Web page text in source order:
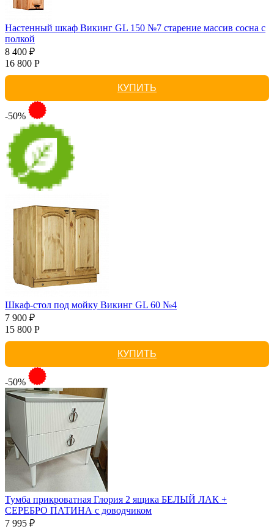
Настенный шкаф Викинг GL 150 №7 старение массив сосна с
полкой
8 400 ₽
16 800 Р
КУПИТЬ
-50%
Шкаф-стол под мойку Викинг GL 60 №4
7 900 ₽
15 800 Р
КУПИТЬ
-50%
Тумба прикроватная Глория 2 ящика БЕЛЫЙ ЛАК +
СЕРЕБРО ПАТИНА с доводчиком
7 995 ₽